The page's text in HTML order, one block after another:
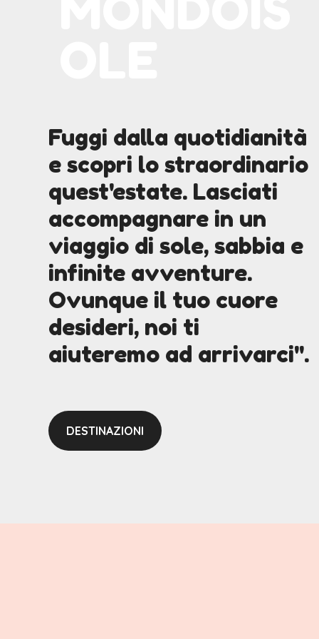
Fuggi dalla quotidianità
e scopri lo straordinario
quest'estate. Lasciati
accompagnare in un
viaggio di sole, sabbia e
infinite avventure.
Ovunque il tuo cuore
desideri, noi ti
aiuteremo ad arrivarci".
DESTINAZIONI